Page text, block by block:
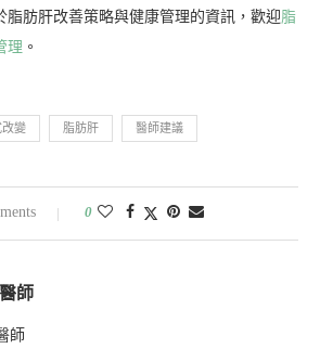
脂肪肝改善策略與健康管理的資訊，歡迎脂
理 。
改變 脂肪肝 醫師建議
0
師
師